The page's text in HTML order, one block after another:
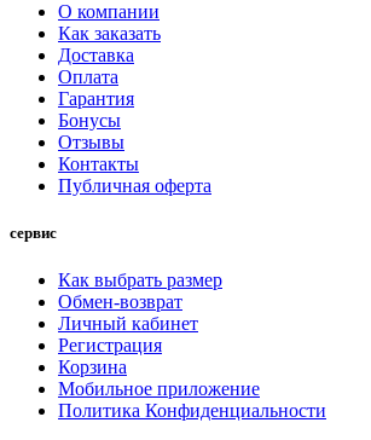
О компании
Как заказать
Доставка
Оплата
Гарантия
Бонусы
Отзывы
Контакты
Публичная оферта
сервис
Как выбрать размер
Обмен-возврат
Личный кабинет
Регистрация
Корзина
Мобильное приложение
Политика Конфиденциальности